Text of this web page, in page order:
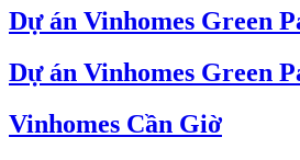
Dự án Vinhomes Green
Dự án Vinhomes Green
Vinhomes Cần Giờ